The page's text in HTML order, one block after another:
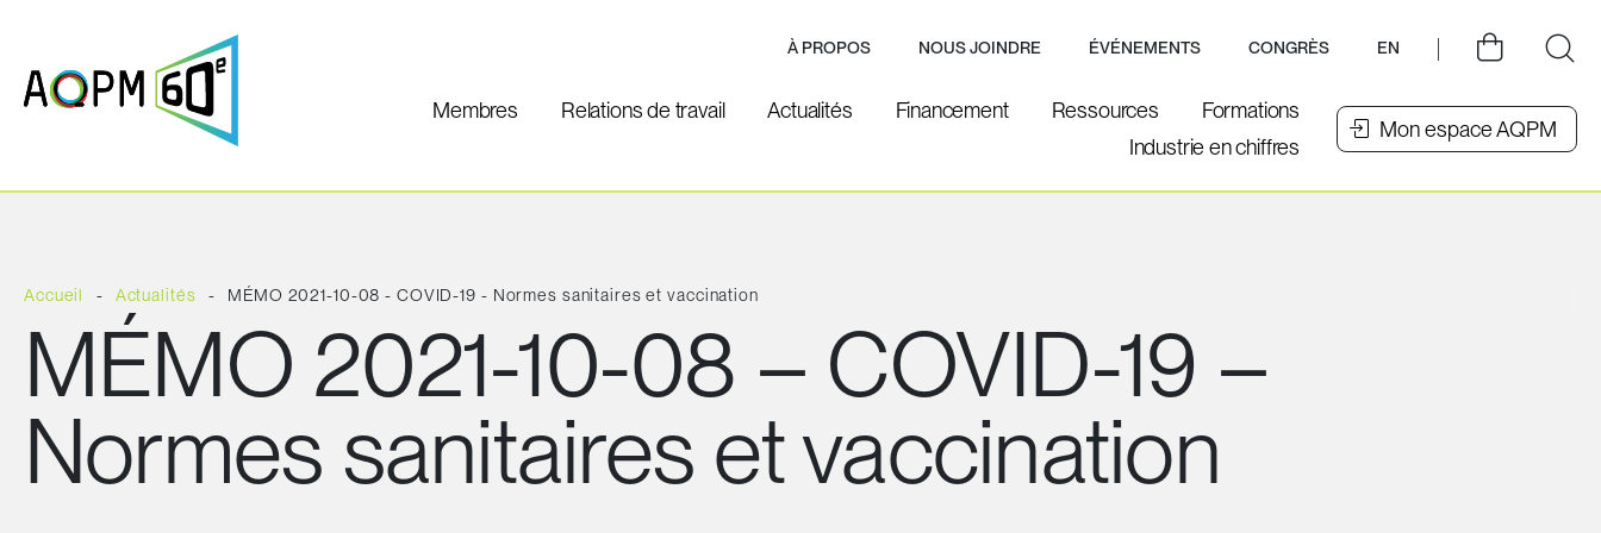
À PROPOS NOUS JOINDRE ÉVÉNEMENTS CONGRÈS EN
Membres Relations de travail Actualités Financement Ressources
Formations
Industrie en chiffres
Mon espace AQPM
Accueil Actualités MÉMO 2021-10-08 - COVID-19 - Normes sanitaires et vaccination
MÉMO 2021-10-08 – COVID-19 –
Normes sanitaires et vaccination